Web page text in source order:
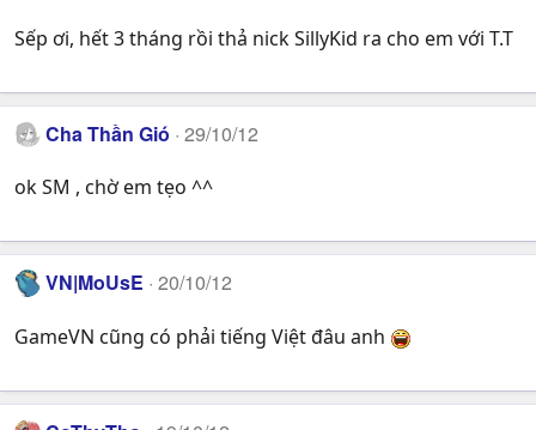
Sếp ơi, hết 3 tháng rồi thả nick SillyKid ra cho em với T.T
Cha Thần Gió 29/10/12
ok SM , chờ em tẹo ^^
VN|MoUsE 20/10/12
GameVN cũng có phải tiếng Việt đâu anh